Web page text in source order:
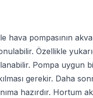
hava pompasının
Özellikle
Pompa uygun
gerekir. Daha
hazırdır. Hortum